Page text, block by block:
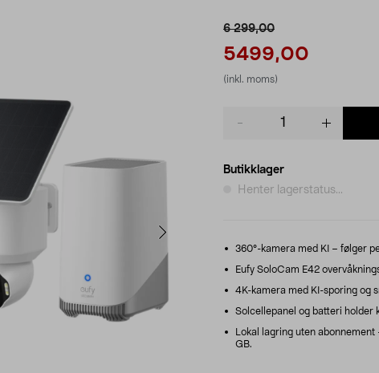
6 299,00
5499,00
(inkl. moms)
Butikklager
Henter lagerstatus...
360°-kamera med KI – følger
Eufy SoloCam E42
4K-kamera med KI-sporing og
Solcellepanel og batteri holder
Lokal lagring uten
GB.